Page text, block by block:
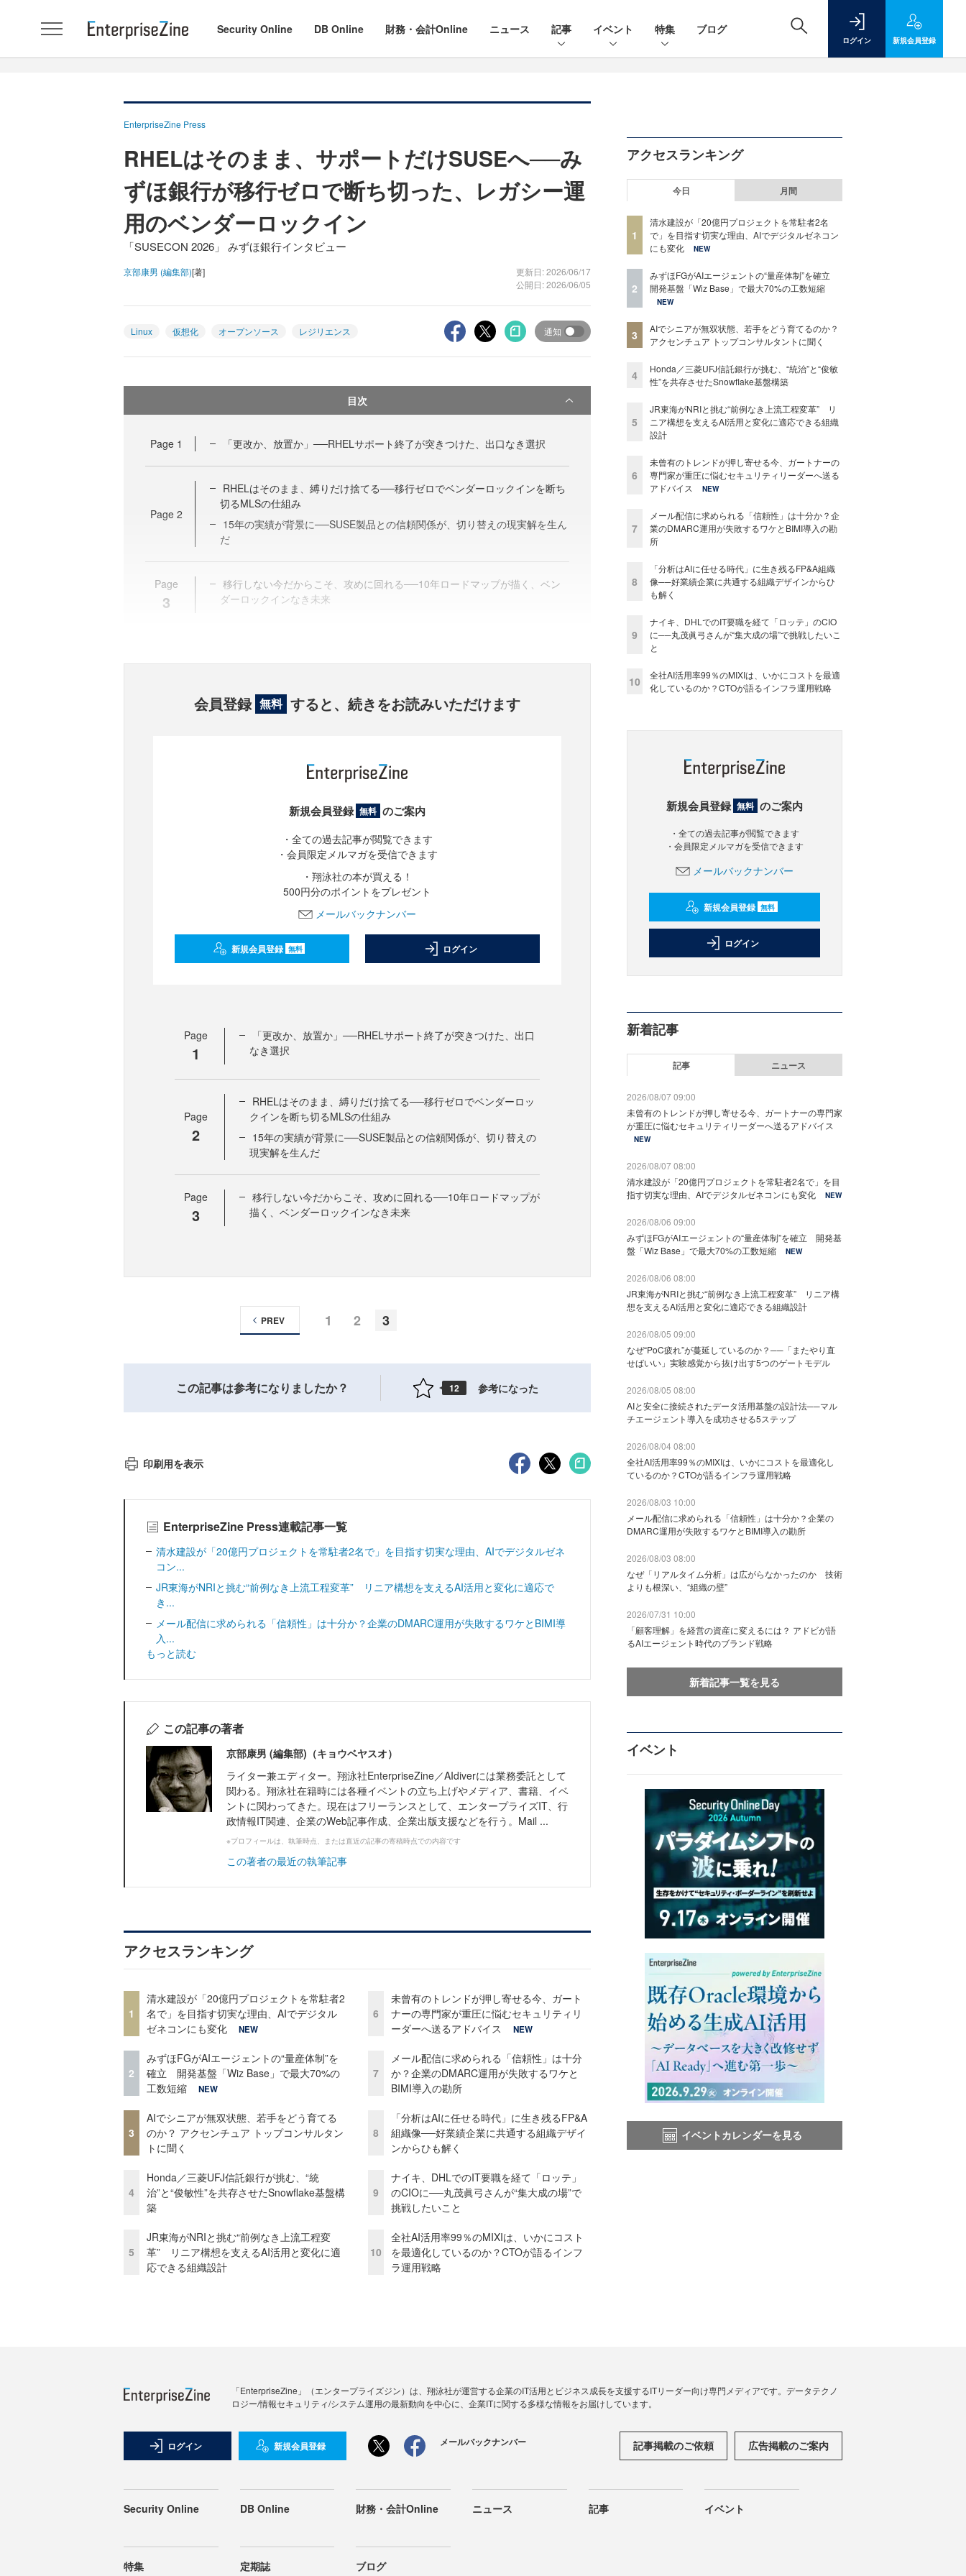
Security Online DB Online 財務・会計Online ニュース 記事 イベント 特集 ブログ
ログイン 新規会員登録
EnterpriseZine Press
RHELはそのまま、サポートだけSUSEへ──み
ずほ銀行が移行ゼロで断ち切った、レガシー運
用のベンダーロックイン
「SUSECON 2026」 みずほ銀行インタビュー
京部康男 (編集部)[著]
更新日: 2026/06/17
公開日: 2026/06/05
Linux 仮想化 オープンソース レジリエンス 通知
目次
Page 1 「更改か、放置か」──RHELサポート終了が突きつけた、出口なき選択
Page 2
RHELはそのまま、縛りだけ捨てる──移行ゼロでベンダーロックインを断ち
切るMLSの仕組み
15年の実績が背景に──SUSE製品との信頼関係が、切り替えの現実解を生ん
だ
Page
3
移行しない今だからこそ、攻めに回れる──10年ロードマップが描く、ベン
ダーロックインなき未来
会員登録 無料 すると、続きをお読みいただけます
新規会員登録 無料 のご案内
・全ての過去記事が閲覧できます
・会員限定メルマガを受信できます
・翔泳社の本が買える！
500円分のポイントをプレゼント
メールバックナンバー
新規会員登録 無料 ログイン
Page
1
「更改か、放置か」──RHELサポート終了が突きつけた、出口
なき選択
Page
2
RHELはそのまま、縛りだけ捨てる──移行ゼロでベンダーロッ
クインを断ち切るMLSの仕組み
15年の実績が背景に──SUSE製品との信頼関係が、切り替えの
現実解を生んだ
Page
3
移行しない今だからこそ、攻めに回れる──10年ロードマップが
描く、ベンダーロックインなき未来
1 2 3
PREV
この記事は参考になりましたか？ 12 参考になった
印刷用を表示
EnterpriseZine Press連載記事一覧
清水建設が「20億円プロジェクトを常駐者2名で」を目指す切実な理由、AIでデジタルゼネ
コン...
JR東海がNRIと挑む“前例なき上流工程変革” リニア構想を支えるAI活用と変化に適応で
き...
メール配信に求められる「信頼性」は十分か？企業のDMARC運用が失敗するワケとBIMI導
入...
もっと読む
この記事の著者
京部康男 (編集部)（キョウベヤスオ）
ライター兼エディター。翔泳社EnterpriseZine／AIdiverには業務委託として
関わる。翔泳社在籍時には各種イベントの立ち上げやメディア、書籍、イベ
ントに関わってきた。現在はフリーランスとして、エンタープライズIT、行
政情報IT関連、企業のWeb記事作成、企業出版支援などを行う。Mail ...
※プロフィールは、執筆時点、または直近の記事の寄稿時点での内容です
この著者の最近の執筆記事
アクセスランキング
1
清水建設が「20億円プロジェクトを常駐者2
名で」を目指す切実な理由、AIでデジタル
ゼネコンにも変化
NEW
2
みずほFGがAIエージェントの“量産体制”を
確立 開発基盤「Wiz Base」で最大70%の
工数短縮
NEW
3
AIでシニアが無双状態、若手をどう育てる
のか？ アクセンチュア トップコンサルタン
トに聞く
4
Honda／三菱UFJ信託銀行が挑む、“統
治”と“俊敏性”を共存させたSnowflake基盤構
築
5
JR東海がNRIと挑む“前例なき上流工程変
革” リニア構想を支えるAI活用と変化に適
応できる組織設計
6
未曾有のトレンドが押し寄せる今、ガート
ナーの専門家が重圧に悩むセキュリティリ
ーダーへ送るアドバイス
NEW
7
メール配信に求められる「信頼性」は十分
か？企業のDMARC運用が失敗するワケと
BIMI導入の勘所
8
「分析はAIに任せる時代」に生き残るFP&A
組織像──好業績企業に共通する組織デザイ
ンからひも解く
9
ナイキ、DHLでのIT要職を経て「ロッテ」
のCIOに──丸茂眞弓さんが“集大成の場”で
挑戦したいこと
10
全社AI活用率99％のMIXIは、いかにコスト
を最適化しているのか？CTOが語るインフ
ラ運用戦略
アクセスランキング
今日 月間
1
清水建設が「20億円プロジェクトを常駐者2名
で」を目指す切実な理由、AIでデジタルゼネコン
にも変化
NEW
2
みずほFGがAIエージェントの“量産体制”を確立
開発基盤「Wiz Base」で最大70%の工数短縮
NEW
3
AIでシニアが無双状態、若手をどう育てるのか？
アクセンチュア トップコンサルタントに聞く
4
Honda／三菱UFJ信託銀行が挑む、“統治”と“俊敏
性”を共存させたSnowflake基盤構築
5
JR東海がNRIと挑む“前例なき上流工程変革” リ
ニア構想を支えるAI活用と変化に適応できる組織
設計
6
未曾有のトレンドが押し寄せる今、ガートナーの
専門家が重圧に悩むセキュリティリーダーへ送る
アドバイス
NEW
7
メール配信に求められる「信頼性」は十分か？企
業のDMARC運用が失敗するワケとBIMI導入の勘
所
8
「分析はAIに任せる時代」に生き残るFP&A組織
像──好業績企業に共通する組織デザインからひ
も解く
9
ナイキ、DHLでのIT要職を経て「ロッテ」のCIO
に──丸茂眞弓さんが“集大成の場”で挑戦したいこ
と
10
全社AI活用率99％のMIXIは、いかにコストを最適
化しているのか？CTOが語るインフラ運用戦略
新規会員登録 無料 のご案内
・全ての過去記事が閲覧できます
・会員限定メルマガを受信できます
メールバックナンバー
新規会員登録 無料
ログイン
新着記事
記事 ニュース
2026/08/07 09:00
未曾有のトレンドが押し寄せる今、ガートナーの専門家
が重圧に悩むセキュリティリーダーへ送るアドバイス
NEW
2026/08/07 08:00
清水建設が「20億円プロジェクトを常駐者2名で」を目
指す切実な理由、AIでデジタルゼネコンにも変化
NEW
2026/08/06 09:00
みずほFGがAIエージェントの“量産体制”を確立 開発基
盤「Wiz Base」で最大70%の工数短縮
NEW
2026/08/06 08:00
JR東海がNRIと挑む“前例なき上流工程変革” リニア構
想を支えるAI活用と変化に適応できる組織設計
2026/08/05 09:00
なぜ“PoC疲れ”が蔓延しているのか？──「またやり直
せばいい」実験感覚から抜け出す5つのゲートモデル
2026/08/05 08:00
AIと安全に接続されたデータ活用基盤の設計法──マル
チエージェント導入を成功させる5ステップ
2026/08/04 08:00
全社AI活用率99％のMIXIは、いかにコストを最適化し
ているのか？CTOが語るインフラ運用戦略
2026/08/03 10:00
メール配信に求められる「信頼性」は十分か？企業の
DMARC運用が失敗するワケとBIMI導入の勘所
2026/08/03 08:00
なぜ「リアルタイム分析」は広がらなかったのか 技術
よりも根深い、“組織の壁”
2026/07/31 10:00
「顧客理解」を経営の資産に変えるには？ アドビが語
るAIエージェント時代のブランド戦略
新着記事一覧を見る
イベント
イベントカレンダーを見る
「EnterpriseZine」（エンタープライズジン）は、翔泳社が運営する企業のIT活用とビジネス成長を支援するITリーダー向け専門メディアです。データテクノ
ロジー/情報セキュリティ/システム運用の最新動向を中心に、企業ITに関する多様な情報をお届けしています。
ログイン 新規会員登録 メールバックナンバー 記事掲載のご依頼 広告掲載のご案内
Security Online DB Online 財務・会計Online ニュース 記事 イベント
特集 定期誌 ブログ